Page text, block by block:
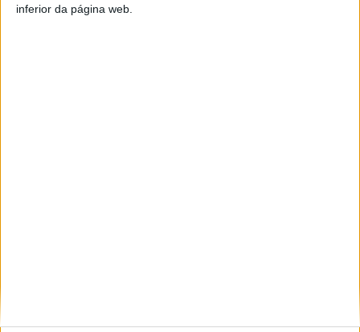
inferior da página web.
Setúbal